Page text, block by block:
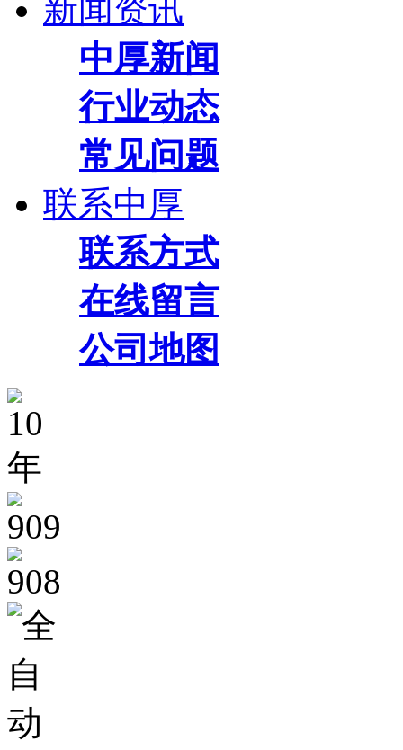
新闻资讯
中厚新闻
行业动态
常见问题
联系中厚
联系方式
在线留言
公司地图